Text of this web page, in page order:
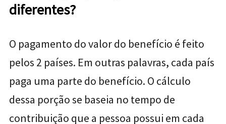
diferentes?
O pagamento do valor do benefício é feito
pelos 2 países. Em outras palavras, cada país
paga uma parte do benefício. O cálculo
dessa porção se baseia no tempo de
contribuição que a pessoa possui em cada